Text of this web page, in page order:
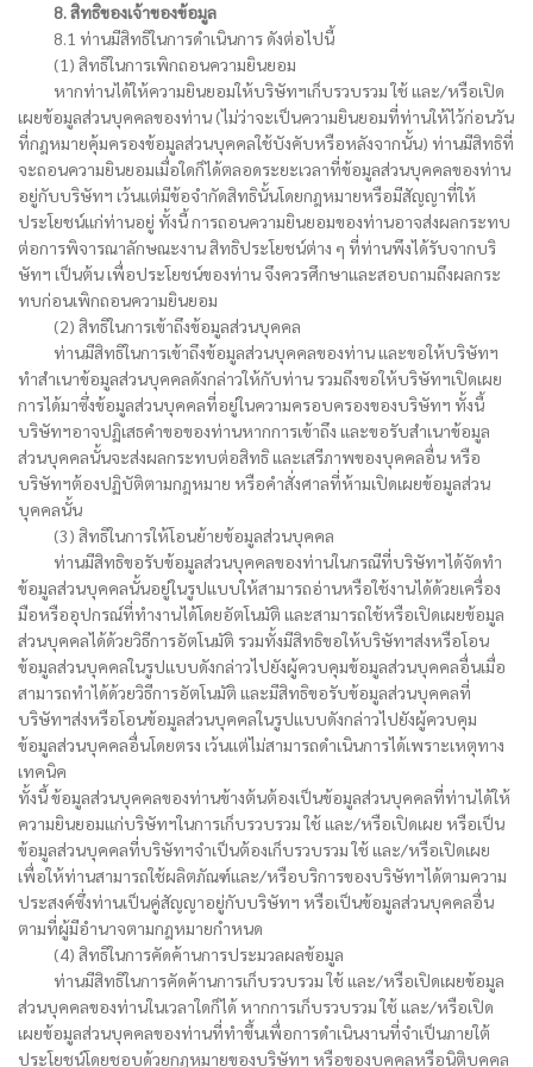
8. สิทธิของเจ้าของข้อมูล
8.1 ท่านมีสิทธิในการดำเนินการ ดังต่อไปนี้
(1) สิทธิในการเพิกถอนความยินยอม
หากท่านได้ให้ความยินยอมให้บริษัทฯเก็บรวบรวม ใช้ และ/หรือเปิด
เผยข้อมูลส่วนบุคคลของท่าน (ไม่ว่าจะเป็นความยินยอมที่ท่านให้ไว้ก่อนวัน
ที่กฎหมายคุ้มครองข้อมูลส่วนบุคคลใช้บังคับหรือหลังจากนั้น) ท่านมีสิทธิที่
จะถอนความยินยอมเมื่อใดก็ได้ตลอดระยะเวลาที่ข้อมูลส่วนบุคคลของท่าน
อยู่กับบริษัทฯ เว้นแต่มีข้อจำกัดสิทธินั้นโดยกฎหมายหรือมีสัญญาที่ให้
ประโยชน์แก่ท่านอยู่ ทั้งนี้ การถอนความยินยอมของท่านอาจส่งผลกระทบ
ต่อการพิจารณาลักษณะงาน สิทธิประโยชน์ต่าง ๆ ที่ท่านพึงได้รับจากบริ
ษัทฯ เป็นต้น เพื่อประโยชน์ของท่าน จึงควรศึกษาและสอบถามถึงผลกระ
ทบก่อนเพิกถอนความยินยอม
(2) สิทธิในการเข้าถึงข้อมูลส่วนบุคคล
ท่านมีสิทธิในการเข้าถึงข้อมูลส่วนบุคคลของท่าน และขอให้บริษัทฯ
ทำสำเนาข้อมูลส่วนบุคคลดังกล่าวให้กับท่าน รวมถึงขอให้บริษัทฯเปิดเผย
การได้มาซึ่งข้อมูลส่วนบุคคลที่อยู่ในความครอบครองของบริษัทฯ ทั้งนี้
บริษัทฯอาจปฏิเสธคำขอของท่านหากการเข้าถึง และขอรับสำเนาข้อมูล
ส่วนบุคคลนั้นจะส่งผลกระทบต่อสิทธิ และเสรีภาพของบุคคลอื่น หรือ
บริษัทฯต้องปฏิบัติตามกฎหมาย หรือคำสั่งศาลที่ห้ามเปิดเผยข้อมูลส่วน
บุคคลนั้น
(3) สิทธิในการให้โอนย้ายข้อมูลส่วนบุคคล
ท่านมีสิทธิขอรับข้อมูลส่วนบุคคลของท่านในกรณีที่บริษัทฯได้จัดทำ
ข้อมูลส่วนบุคคลนั้นอยู่ในรูปแบบให้สามารถอ่านหรือใช้งานได้ด้วยเครื่อง
มือหรืออุปกรณ์ที่ทำงานได้โดยอัตโนมัติ และสามารถใช้หรือเปิดเผยข้อมูล
ส่วนบุคคลได้ด้วยวิธีการอัตโนมัติ รวมทั้งมีสิทธิขอให้บริษัทฯส่งหรือโอน
ข้อมูลส่วนบุคคลในรูปแบบดังกล่าวไปยังผู้ควบคุมข้อมูลส่วนบุคคลอื่นเมื่อ
สามารถทำได้ด้วยวิธีการอัตโนมัติ และมีสิทธิขอรับข้อมูลส่วนบุคคลที่
บริษัทฯส่งหรือโอนข้อมูลส่วนบุคคลในรูปแบบดังกล่าวไปยังผู้ควบคุม
ข้อมูลส่วนบุคคลอื่นโดยตรง เว้นแต่ไม่สามารถดำเนินการได้เพราะเหตุทาง
เทคนิค
ทั้งนี้ ข้อมูลส่วนบุคคลของท่านข้างต้นต้องเป็นข้อมูลส่วนบุคคลที่ท่านได้ให้
ความยินยอมแก่บริษัทฯในการเก็บรวบรวม ใช้ และ/หรือเปิดเผย หรือเป็น
ข้อมูลส่วนบุคคลที่บริษัทฯจำเป็นต้องเก็บรวบรวม ใช้ และ/หรือเปิดเผย
เพื่อให้ท่านสามารถใช้ผลิตภัณฑ์และ/หรือบริการของบริษัทฯได้ตามความ
ประสงค์ซึ่งท่านเป็นคู่สัญญาอยู่กับบริษัทฯ หรือเป็นข้อมูลส่วนบุคคลอื่น
ตามที่ผู้มีอำนาจตามกฎหมายกำหนด
(4) สิทธิในการคัดค้านการประมวลผลข้อมูล
ท่านมีสิทธิในการคัดค้านการเก็บรวบรวม ใช้ และ/หรือเปิดเผยข้อมูล
ส่วนบุคคลของท่านในเวลาใดก็ได้ หากการเก็บรวบรวม ใช้ และ/หรือเปิด
เผยข้อมูลส่วนบุคคลของท่านที่ทำขึ้นเพื่อการดำเนินงานที่จำเป็นภายใต้
ประโยชน์โดยชอบด้วยกฎหมายของบริษัทฯ หรือของบุคคลหรือนิติบุคคล